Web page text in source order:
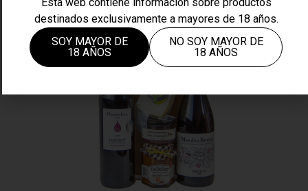
destinados exclusivamente a mayores de 18 años.
SOY MAYOR DE
18 AÑOS
NO SOY MAYOR DE
18 AÑOS